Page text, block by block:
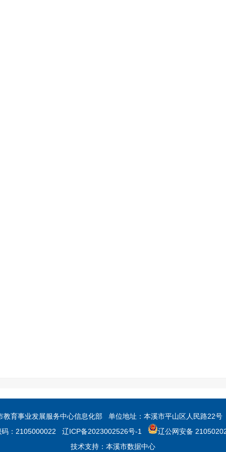
教育事业发展服务中心信息化部 单位地址：本溪市平山区人民路
码：2105000022 辽ICP备2023002526号-1
辽公网安备
技术支持：本溪市数据中心